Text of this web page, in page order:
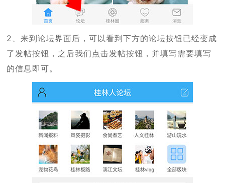
2、来到论坛界面后，可以看到下方的论坛按钮已经变成
了发帖按钮，之后我们点击发帖按钮，并填写需要填写
的信息即可。